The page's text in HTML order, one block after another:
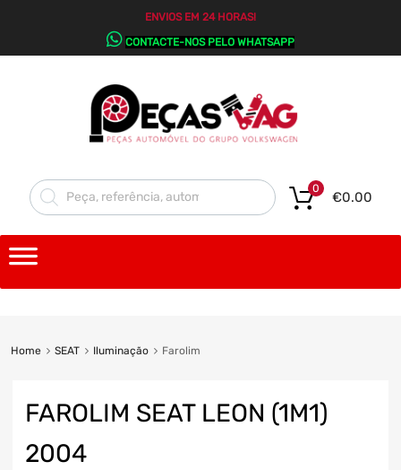
ENVIOS EM 24 HORAS!
CONTACTE-NOS PELO WHATSAPP
€0.00
0
Home SEAT Iluminação Farolim
FAROLIM SEAT LEON (1M1)
2004